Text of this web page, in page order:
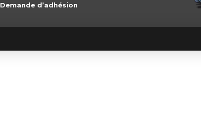
Demande d’adhésion